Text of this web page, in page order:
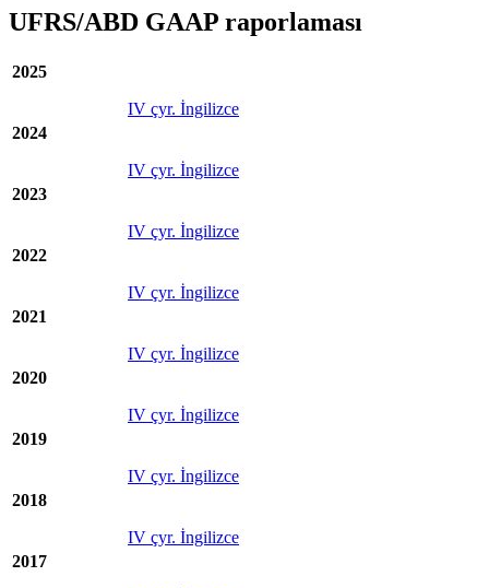
UFRS/ABD GAAP raporlaması
2025
IV çyr. İngilizce
2024
IV çyr. İngilizce
2023
IV çyr. İngilizce
2022
IV çyr. İngilizce
2021
IV çyr. İngilizce
2020
IV çyr. İngilizce
2019
IV çyr. İngilizce
2018
IV çyr. İngilizce
2017